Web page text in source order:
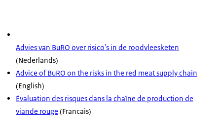
Advies van BuRO over risico's in de roodvleesketen
(Nederlands)
Advice of BuRO on the risks in the red meat supply chain
(English)
Évaluation des risques dans la chaîne de production de
viande rouge (Francais)